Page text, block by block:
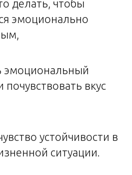
делать, чтобы
эмоционально
эмоциональный
почувствовать вкус
устойчивости в
ситуации.